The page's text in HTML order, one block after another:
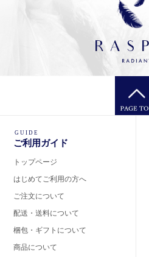
GUIDE
ご利用ガイド
トップページ
はじめてご利用の方へ
ご注文について
配送・送料について
梱包・ギフトについて
商品について